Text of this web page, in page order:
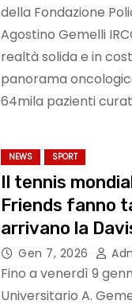
della Fondazione
Agostino Gemelli
realtà solida e in
panorama
64mila pazienti
NEWS SPORT
Il tennis
Friends fanno
arrivano la
Jean King Cup
Gen 7, 2026
Fino a venerdì 9
Universitario A.